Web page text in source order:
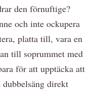
den förnuftige?
och inte ockupera
platta till, vara en
till soprummet med
för att upptäcka att
dubbelsäng direkt